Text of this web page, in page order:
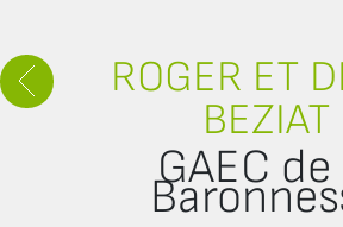
ROGER ET
BEZIAT
GAEC de